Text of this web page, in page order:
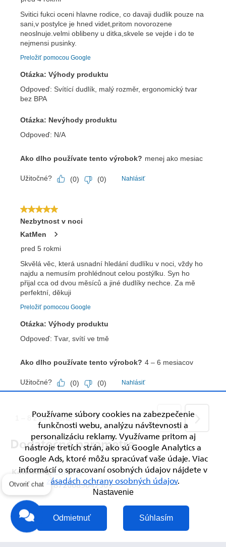
Používame súbory cookies na zabezpečenie
funkčnosti webu, analýzu návštevnosti a
personalizáciu reklamy. Využívame pritom aj
nástroje tretích strán, ako sú Google Analytics a
Google Ads, ktoré môžu spracúvať vaše údaje. Viac
informácií o spracovaní osobných údajov nájdete v
zásadách ochrany osobných údajov.
Nastavenie
Odmietnuť Súhlasím
Dodatočné parametre
Kategória: Cumlíky
EAN: 8720689042505